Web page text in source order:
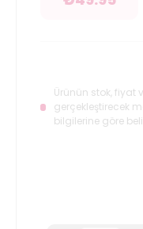
Ürünün stok, fiyat
gerçekleştirecek
bilgilerine göre